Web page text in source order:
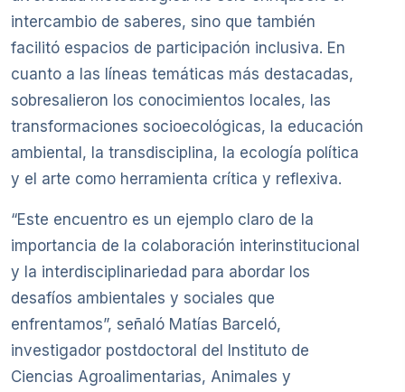
intercambio de saberes, sino que también
facilitó espacios de participación inclusiva. En
cuanto a las líneas temáticas más destacadas,
sobresalieron los conocimientos locales, las
transformaciones socioecológicas, la educación
ambiental, la transdisciplina, la ecología política
y el arte como herramienta crítica y reflexiva.
“Este encuentro es un ejemplo claro de la
importancia de la colaboración interinstitucional
y la interdisciplinariedad para abordar los
desafíos ambientales y sociales que
enfrentamos”, señaló Matías Barceló,
investigador postdoctoral del Instituto de
Ciencias Agroalimentarias, Animales y